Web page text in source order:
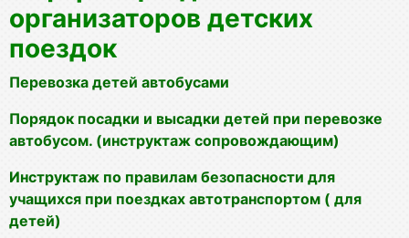
организаторов детских
поездок
Перевозка детей автобусами
Порядок посадки и высадки детей при перевозке
автобусом. (инструктаж сопровождающим)
Инструктаж по правилам безопасности для
учащихся при поездках автотранспортом ( для
детей)